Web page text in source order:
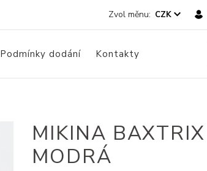
CZK
Podmínky dodání Kontakty
MIKINA
MODRÁ